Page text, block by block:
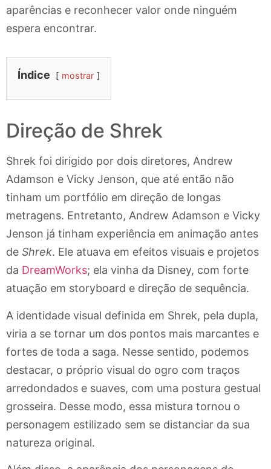
aparências e reconhecer valor onde ninguém
espera encontrar.
Índice mostrar
Direção de Shrek
Shrek foi dirigido por dois diretores, Andrew
Adamson e Vicky Jenson, que até então não
tinham um portfólio em direção de longas
metragens. Entretanto, Andrew Adamson e Vicky
Jenson já tinham experiência em animação antes
de Shrek. Ele atuava em efeitos visuais e projetos
da DreamWorks; ela vinha da Disney, com forte
atuação em storyboard e direção de sequência.
A identidade visual definida em Shrek, pela dupla,
viria a se tornar um dos pontos mais marcantes e
fortes de toda a saga. Nesse sentido, podemos
destacar, o próprio visual do ogro com traços
arredondados e suaves, com uma postura gestual
grosseira. Desse modo, essa mistura tornou o
personagem estilizado sem se distanciar da sua
natureza original.